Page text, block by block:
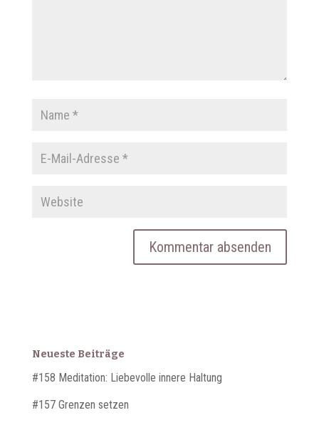
Neueste Beiträge
#158 Meditation: Liebevolle innere Haltung
#157 Grenzen setzen